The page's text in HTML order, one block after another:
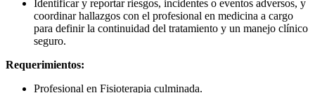
Identificar y reportar riesgos, incidentes o eventos adversos, y
coordinar hallazgos con el profesional en medicina a cargo
para definir la continuidad del tratamiento y un manejo clínico
seguro.
Requerimientos:
Profesional en Fisioterapia culminada.